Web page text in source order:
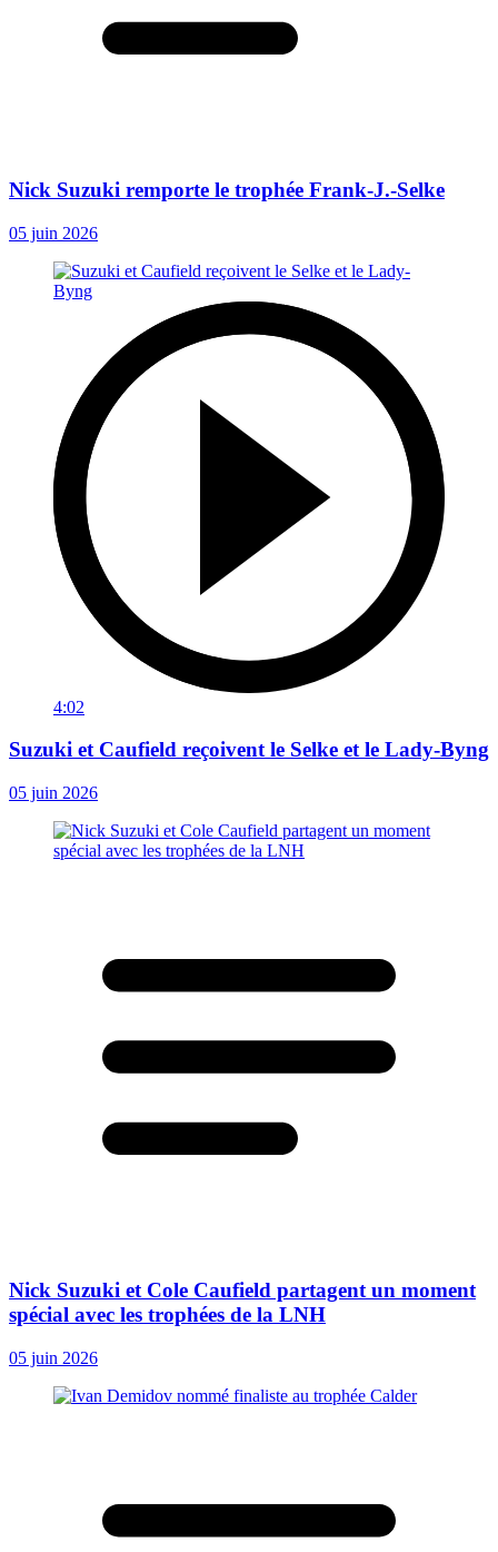
Nick Suzuki remporte le trophée Frank-J.-Selke
05 juin 2026
4:02
Suzuki et Caufield reçoivent le Selke et le Lady-Byng
05 juin 2026
Nick Suzuki et Cole Caufield partagent un moment
spécial avec les trophées de la LNH
05 juin 2026